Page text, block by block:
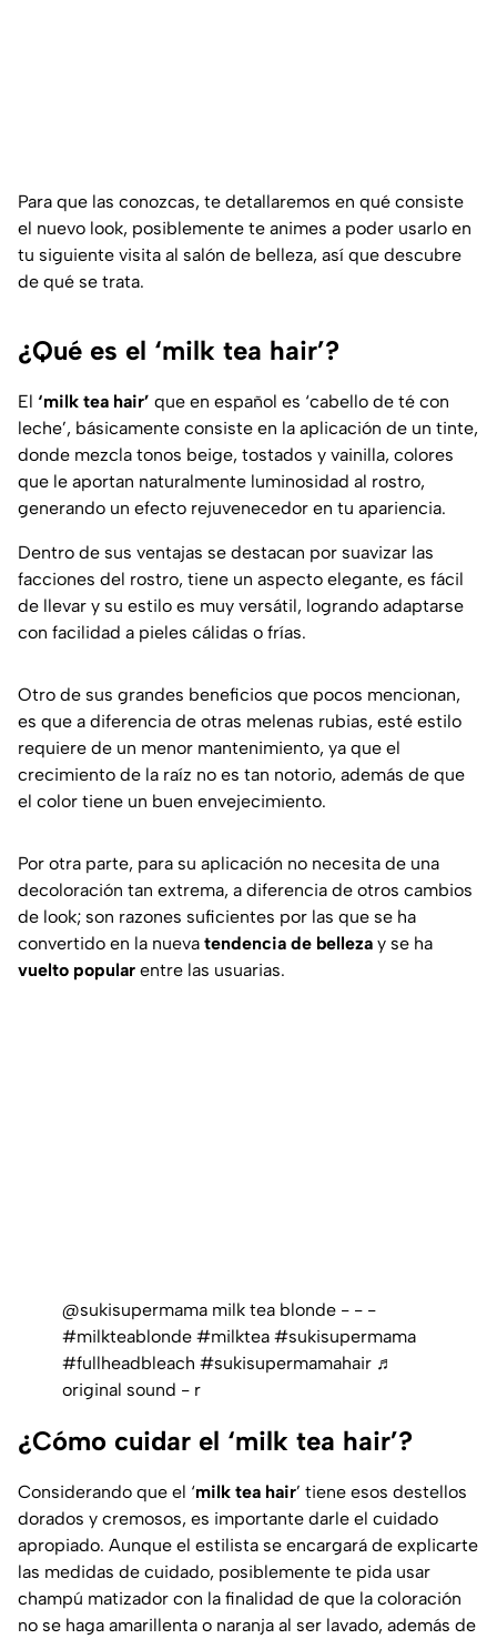
Para que las conozcas, te detallaremos en qué consiste
el nuevo look, posiblemente te animes a poder usarlo en
tu siguiente visita al salón de belleza, así que descubre
de qué se trata.
¿Qué es el ‘milk tea hair’?
El ‘milk tea hair’ que en español es ‘cabello de té con
leche’, básicamente consiste en la aplicación de un tinte,
donde mezcla tonos beige, tostados y vainilla, colores
que le aportan naturalmente luminosidad al rostro,
generando un efecto rejuvenecedor en tu apariencia.
Dentro de sus ventajas se destacan por suavizar las
facciones del rostro, tiene un aspecto elegante, es fácil
de llevar y su estilo es muy versátil, logrando adaptarse
con facilidad a pieles cálidas o frías.
Otro de sus grandes beneficios que pocos mencionan,
es que a diferencia de otras melenas rubias, esté estilo
requiere de un menor mantenimiento, ya que el
crecimiento de la raíz no es tan notorio, además de que
el color tiene un buen envejecimiento.
Por otra parte, para su aplicación no necesita de una
decoloración tan extrema, a diferencia de otros cambios
de look; son razones suficientes por las que se ha
convertido en la nueva tendencia de belleza y se ha
vuelto popular entre las usuarias.
@sukisupermama milk tea blonde - - -
#milkteablonde #milktea #sukisupermama
#fullheadbleach #sukisupermamahair ♬
original sound - r
¿Cómo cuidar el ‘milk tea hair’?
Considerando que el ‘milk tea hair’ tiene esos destellos
dorados y cremosos, es importante darle el cuidado
apropiado. Aunque el estilista se encargará de explicarte
las medidas de cuidado, posiblemente te pida usar
champú matizador con la finalidad de que la coloración
no se haga amarillenta o naranja al ser lavado, además de